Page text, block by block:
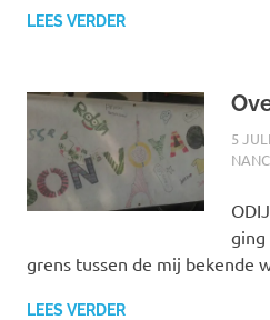
LEES VERDER
5
ging
grens tussen de mij bekende
LEES VERDER